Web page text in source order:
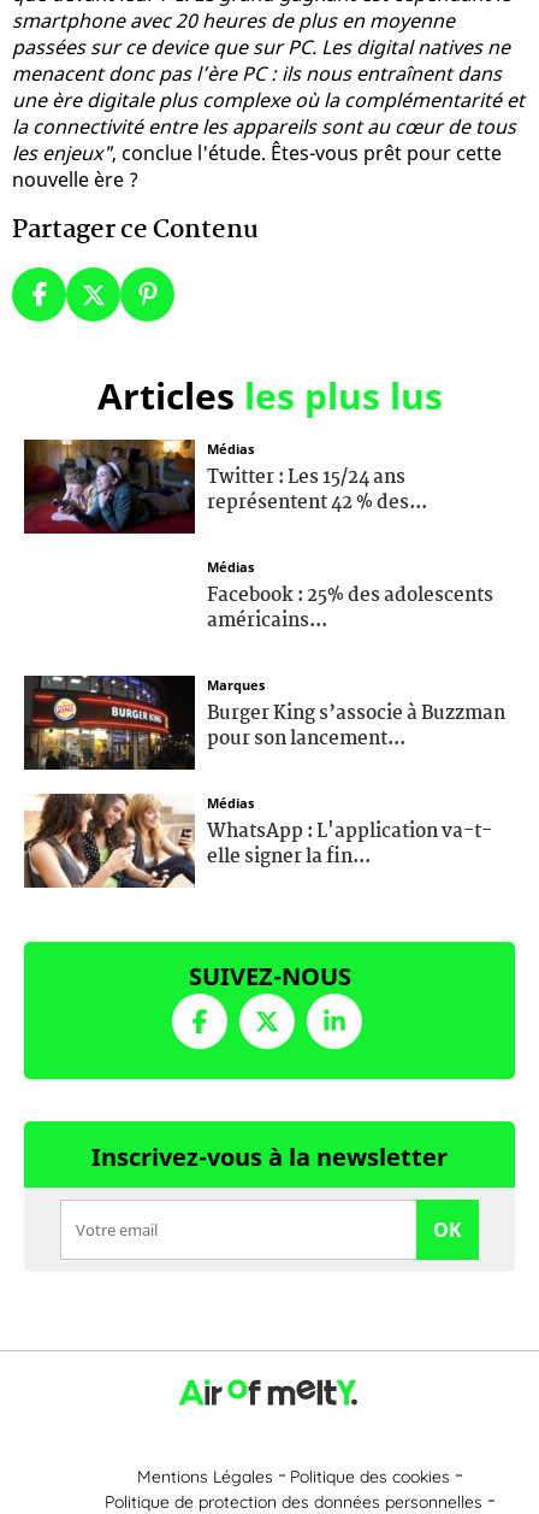
smartphone avec 20 heures de plus en moyenne
passées sur ce device que sur PC. Les digital natives ne
menacent donc pas l’ère PC : ils nous entraînent dans
une ère digitale plus complexe où la complémentarité et
la connectivité entre les appareils sont au cœur de tous
les enjeux", conclue l'étude. Êtes-vous prêt pour cette
nouvelle ère ?
Partager ce Contenu
Articles les plus lus
Médias
Twitter : Les 15/24 ans
représentent 42 % des...
Médias
Facebook : 25% des adolescents
américains...
Marques
Burger King s’associe à Buzzman
pour son lancement...
Médias
WhatsApp : L'application va-t-
elle signer la fin...
SUIVEZ-NOUS
Inscrivez-vous à la newsletter
OK
Mentions Légales
Politique des cookies
Politique de protection des données personnelles